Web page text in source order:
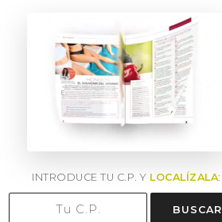
INTRODUCE TU C.P. Y LOCALÍZALA:
BUSCAR